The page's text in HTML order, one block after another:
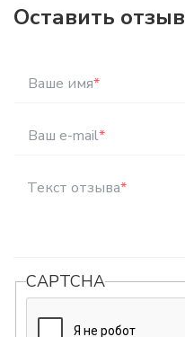
Оставить отзыв
Ваше имя*
Ваш e-mail*
Текст отзыва*
CAPTCHA